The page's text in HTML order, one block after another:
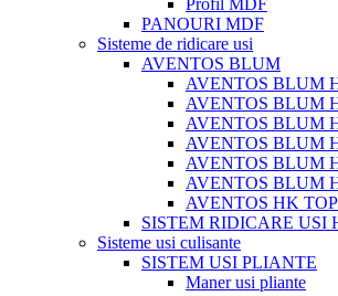
Profil MDF
PANOURI MDF
Sisteme de ridicare usi
AVENTOS BLUM
AVENTOS BLUM
AVENTOS BLUM
AVENTOS BLUM
AVENTOS BLUM
AVENTOS BLUM
AVENTOS BLUM
AVENTOS HK TOP
SISTEM RIDICARE USI
Sisteme usi culisante
SISTEM USI PLIANTE
Maner usi pliante